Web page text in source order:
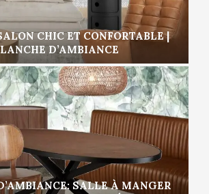
CHIC ET CONFORTABLE |
D’AMBIANCE
SALLE À MANGER